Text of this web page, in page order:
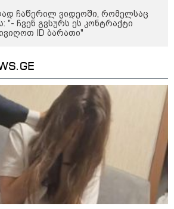
საქართველოს
სისტემის სრული
სემეკ-ის წევრი
ჩაწერილ ვიდეოში, რომელსაც
"- ჩვენ გვსურს ეს კონტრაქტი
ID ბარათი"